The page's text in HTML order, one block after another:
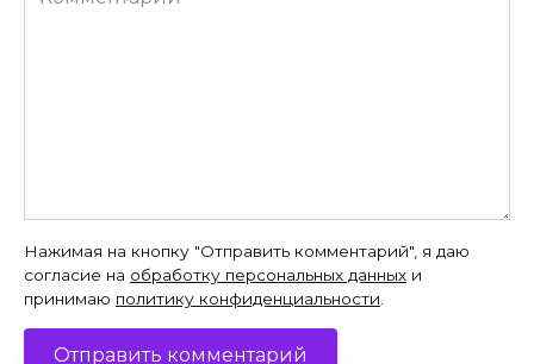
Нажимая на кнопку "Отправить комментарий", я даю
согласие на обработку персональных данных и
принимаю политику конфиденциальности